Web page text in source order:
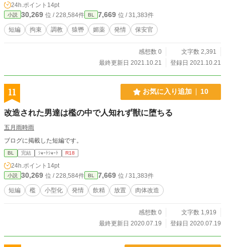
24h.ポイント 14pt
小説 30,269 位 / 228,584件 BL 7,669 位 / 31,383件
短編 拘束 調教 猿轡 媚薬 発情 保安官
感想数 0
文字数 2,391
最終更新日 2021.10.21
登録日 2021.10.21
11 お気に入り追加 10
改造された男達は檻の中で人知れず獣に堕ちる
五月雨時雨
ブログに掲載した短編です。
BL 完結 ｼｮｰﾄｼｮｰﾄ R18
24h.ポイント 14pt
小説 30,269 位 / 228,584件 BL 7,669 位 / 31,383件
短編 檻 小型化 発情 飲精 放置 肉体改造
感想数 0
文字数 1,919
最終更新日 2020.07.19
登録日 2020.07.19